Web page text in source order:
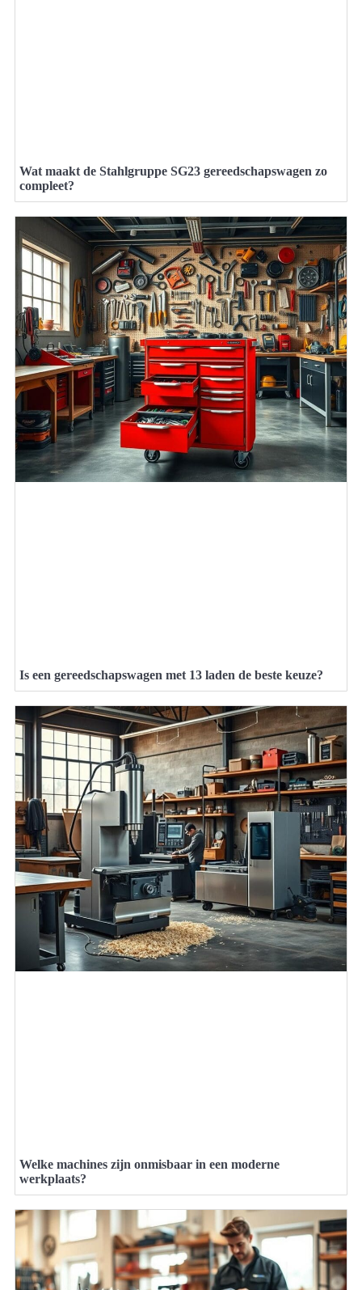
Wat maakt de Stahlgruppe SG23 gereedschapswagen zo
compleet?
Is een gereedschapswagen met 13 laden de beste keuze?
Welke machines zijn onmisbaar in een moderne
werkplaats?